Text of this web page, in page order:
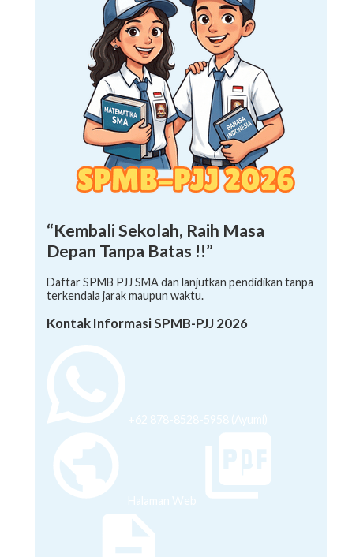
“Kembali Sekolah, Raih Masa
Depan Tanpa Batas !!”
Daftar SPMB PJJ SMA dan lanjutkan pendidikan tanpa
terkendala jarak maupun waktu.
Kontak Informasi SPMB-PJJ 2026
+62 878-8528-5958 (Ayumi)
Halaman Web